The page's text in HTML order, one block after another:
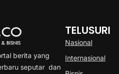
berita yang
seputar dan
TELUSURI
Nasional
Internasional